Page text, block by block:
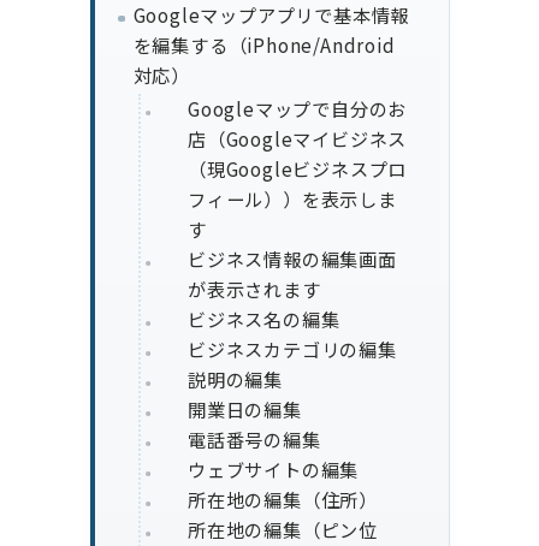
Googleマップアプリで基本情報
を編集する（iPhone/Android
対応）
Googleマップで自分のお
店（Googleマイビジネス
（現Googleビジネスプロ
フィール））を表示しま
す
ビジネス情報の編集画面
が表示されます
ビジネス名の編集
ビジネスカテゴリの編集
説明の編集
開業日の編集
電話番号の編集
ウェブサイトの編集
所在地の編集（住所）
所在地の編集（ピン位